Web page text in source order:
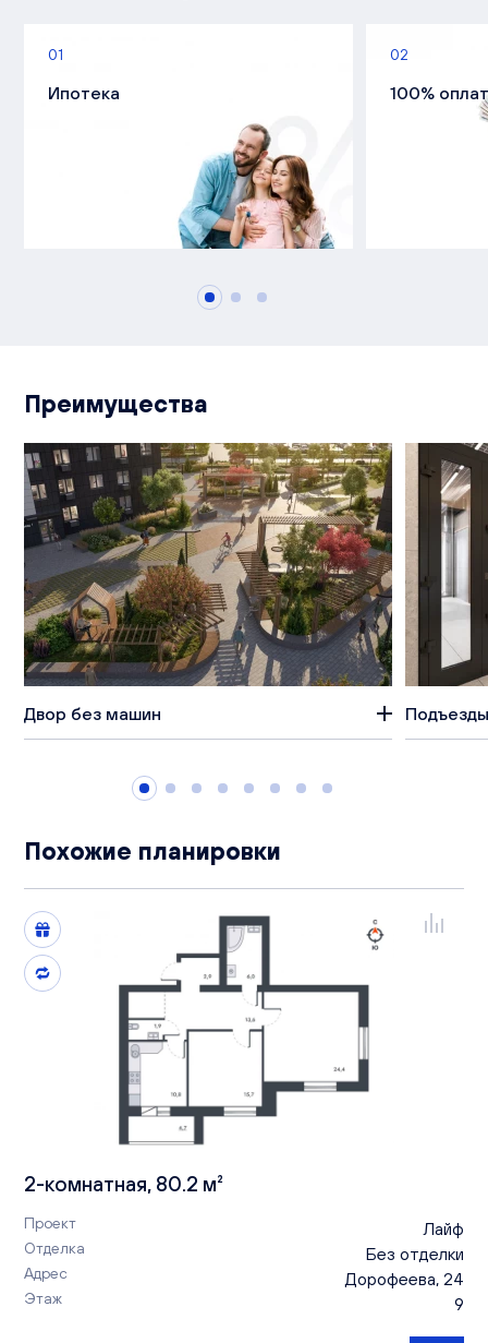
01
Ипотека
02
100%
Преимущества
Двор без машин
Похожие планировки
2-комнатная, 80.2 м²
Проект Лайф
Отделка Без отделки
Адрес Дорофеева, 24
Этаж 9